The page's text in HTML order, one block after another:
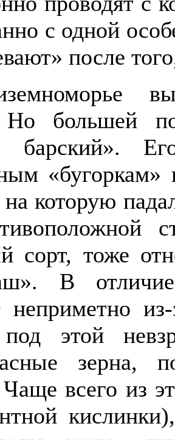
с одной
после
Но большей
барский».
«бугоркам»
которую
сорт, тоже
В
неприметно
этой
зерна,
всего из